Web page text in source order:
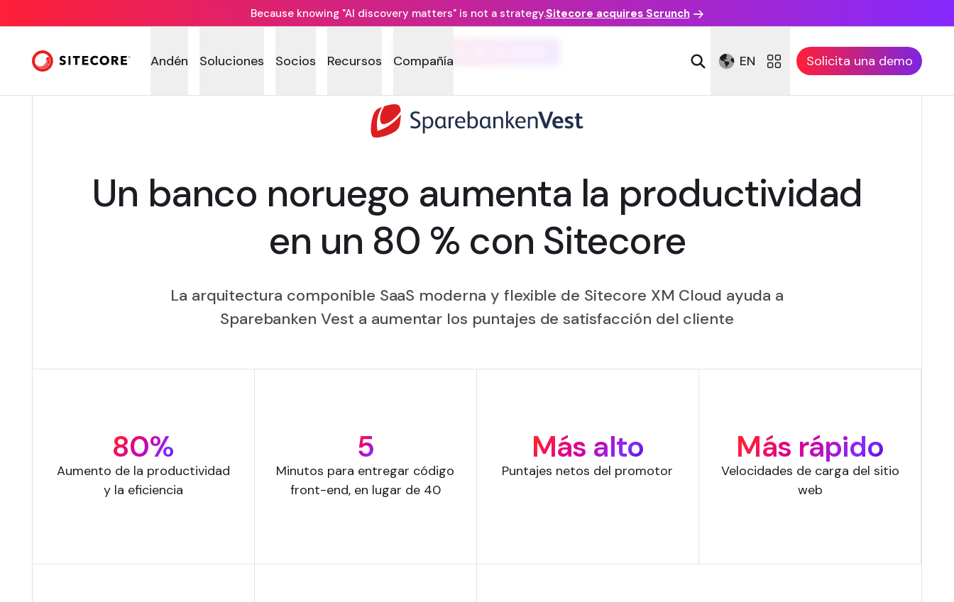
Because knowing "AI discovery matters" is not a strategy.Sitecore acquires Scrunch
Andén Soluciones Socios Recursos Compañía EN Solicita una demo
Un banco noruego aumenta la productividad
en un 80 % con Sitecore
La arquitectura componible SaaS moderna y flexible de Sitecore XM Cloud ayuda a
Sparebanken Vest a aumentar los puntajes de satisfacción del cliente
80%
Aumento de la productividad
y la eficiencia
5
Minutos para entregar código
front-end, en lugar de 40
Más alto
Puntajes netos del promotor
Más rápido
Velocidades de carga del sitio
web